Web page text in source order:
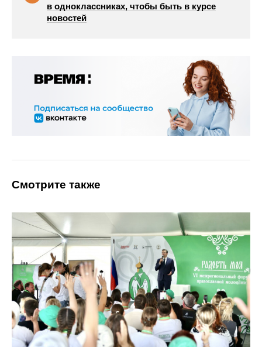
в одноклассниках, чтобы быть в курсе
новостей
Смотрите также